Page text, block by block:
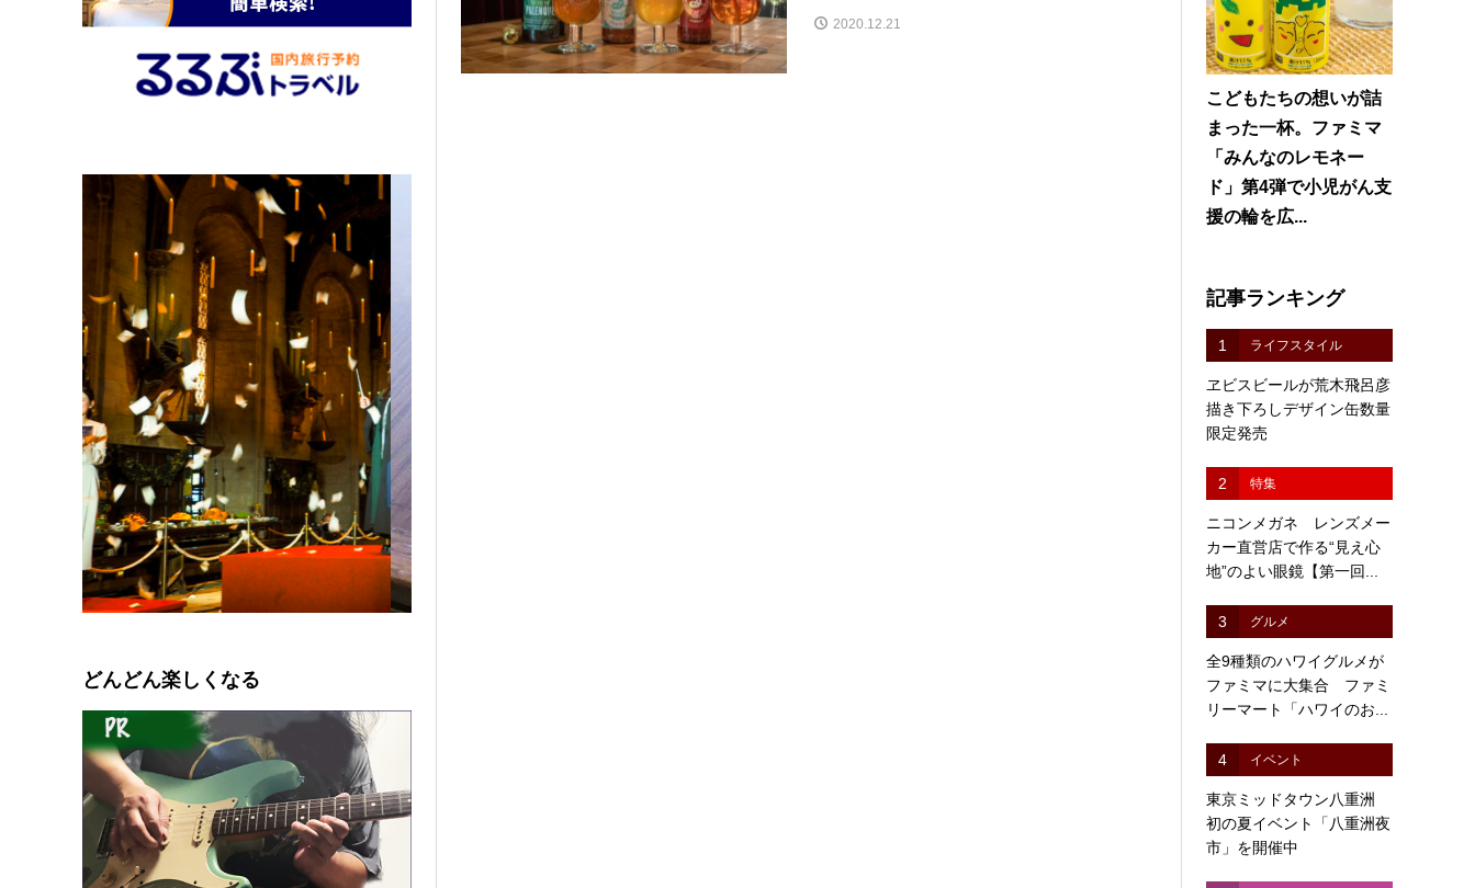
2020.12.21
こどもたちの想いが詰
まった一杯。ファミマ
「みんなのレモネー
ド」第4弾で小児がん支
援の輪を広...
記事ランキング
1 ライフスタイル
ヱビスビールが荒木飛呂彦
描き下ろしデザイン缶数量
限定発売
2 特集
ニコンメガネ レンズメー
カー直営店で作る“見え心
地”のよい眼鏡【第一回...
3 グルメ
全9種類のハワイグルメが
ファミマに大集合 ファミ
リーマート「ハワイのお...
4 イベント
東京ミッドタウン八重洲
初の夏イベント「八重洲夜
市」を開催中
どんどん楽しくなる